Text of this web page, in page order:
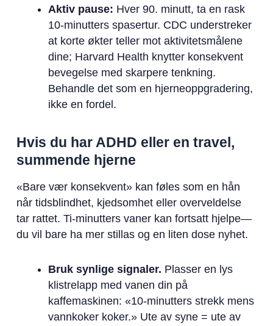
Aktiv pause: Hver 90. minutt, ta en rask
10-minutters spasertur. CDC understreker
at korte økter teller mot aktivitetsmålene
dine; Harvard Health knytter konsekvent
bevegelse med skarpere tenkning.
Behandle det som en hjerneoppgradering,
ikke en fordel.
Hvis du har ADHD eller en travel,
summende hjerne
«Bare vær konsekvent» kan føles som en hån
når tidsblindhet, kjedsomhet eller overveldelse
tar rattet. Ti-minutters vaner kan fortsatt hjelpe—
du vil bare ha mer stillas og en liten dose nyhet.
Bruk synlige signaler. Plasser en lys
klistrelapp med vanen din på
kaffemaskinen: «10-minutters strekk mens
vannkoker koker.» Ute av syne = ute av